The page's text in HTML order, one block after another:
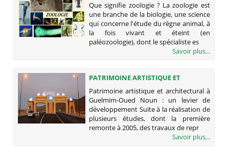
Que signifie zoologie ? La zoologie est
une branche de la biologie, une science
qui concerne l'étude du règne animal, à
la fois vivant et éteint (en
paléozoologie), dont le spécialiste es
Savoir plus...
PATRIMOINE ARTISTIQUE ET
ARCHITECTURAL À GUELMIM-OUED
NOUN : UN LEVIER DE
DÉVELOPPEMENT
Patrimoine artistique et architectural à
Guelmim-Oued Noun : un levier de
développement Suite à la réalisation de
plusieurs études, dont la première
remonte à 2005, des travaux de repr
Savoir plus...